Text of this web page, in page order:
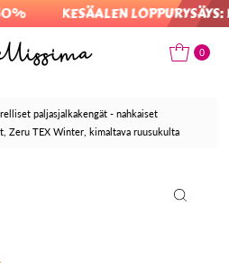
KESÄALEN
0
paljasjalkakengät - nahkaiset
Zeru TEX Winter, kimaltava ruusukulta